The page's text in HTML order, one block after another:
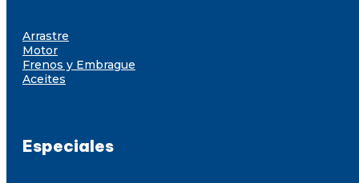
Arrastre
Motor
Frenos y Embrague
Aceites
Especiales